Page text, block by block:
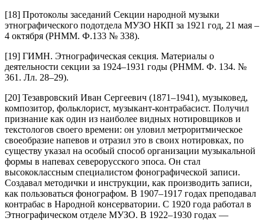
[18] Протоколы заседаний Секции народной музыки
этнографического подотдела МУЗО НКП за 1921 год, 21 мая –
4 октября (РНММ. Ф.133 № 338).
[19] ГИМН. Этнографическая секция. Материалы о
деятельности секции за 1924–1931 годы (РНММ. Ф. 134. №
361. Лл. 28–29).
[20] Тезавровский Иван Сергеевич (1871–1941), музыковед,
композитор, фольклорист, музыкант-контрабасист. Получил
признание как один из наиболее видных нотировщиков и
текстологов своего времени: он уловил метроритмическое
своеобразие напевов и отразил это в своих нотировках, по
существу указал на особый способ организации музыкальной
формы в напевах северорусского эпоса. Он стал
высококлассным специалистом фонографической записи.
Создавал методички и инструкции, как производить записи,
как пользоваться фонографом. В 1907–1917 годах преподавал
контрабас в Народной консерватории. С 1920 года работал в
Этнографическом отделе МУЗО. В 1922–1930 годах —